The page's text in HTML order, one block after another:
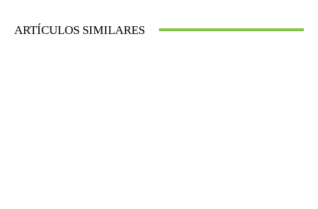
ARTÍCULOS SIMILARES